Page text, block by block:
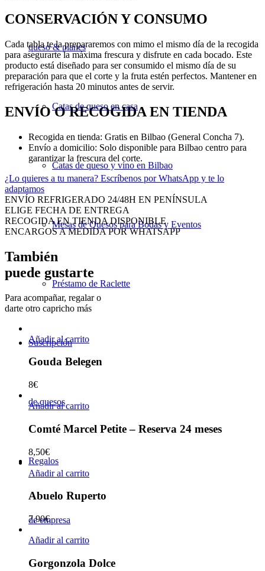
queso & planes
Catas de queso en casa
Catas de queso y vino en Bilbao
Mesas de Quesos para Bodas y Eventos
Préstamo de Raclette
Suscripción
de quesos
Regalos
de empresa
CONSERVACIÓN Y CONSUMO
Cada tabla te la prepararemos con mimo el mismo día de la recogida
para asegurarte la máxima frescura y disfrute en cada bocado. Este
producto está diseñado para ser consumido el mismo día de su
preparación para que el corte y la fruta estén perfectos. Mantener en
refrigeración hasta 20 minutos antes de servir.
ENVÍO O RECOGIDA EN TIENDA
Recogida en tienda: Gratis en Bilbao (General Concha 7).
Envío a domicilio: Solo disponible para Bilbao centro para
garantizar la frescura del corte.
¿Lo quieres a tu manera? Escríbenos por WhatsApp y te lo
adaptamos
ENVÍO REFRIGERADO 24/48H EN PENÍNSULA
ELIGE FECHA DE ENTREGA
RECOGIDA EN TIENDA DISPONIBLE
ENCARGOS A MEDIDA POR WHATSAPP
También
puede gustarte
Para acompañar, regalar o
darte otro capricho más
Añadir al carrito
Gouda Belegen
8€
Añadir al carrito
Comté Marcel Petite – Reserva 24 meses
8,50€
Añadir al carrito
Abuelo Ruperto
7,90€
Añadir al carrito
Gorgonzola Dolce